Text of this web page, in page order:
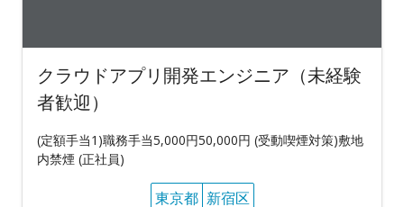
クラウドアプリ開発エンジニア（未経験
者歓迎）
(定額手当1)職務手当5,000円50,000円 (受動喫煙対策)敷地
内禁煙 (正社員)
東京都 新宿区